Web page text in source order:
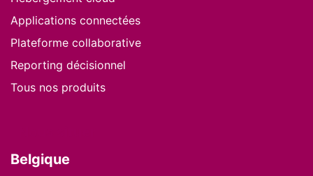
Applications connectées
Plateforme collaborative
Reporting décisionnel
Tous nos produits
Belgique